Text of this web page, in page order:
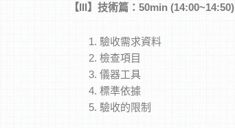
【III】技術篇：50min (14:00~14:50)
驗收需求資料
檢查項目
儀器工具
標準依據
驗收的限制